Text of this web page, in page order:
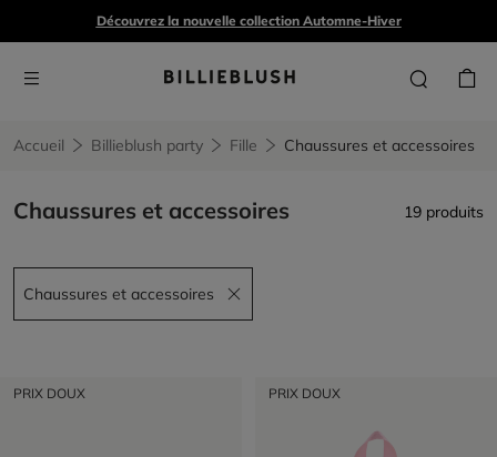
Découvrez la nouvelle collection Automne-Hiver
Accueil Billieblush party Fille Chaussures et accessoires
Chaussures et accessoires 19 produits
Chaussures et accessoires
Remove filter Chaussures et accessoires
PRIX DOUX PRIX DOUX